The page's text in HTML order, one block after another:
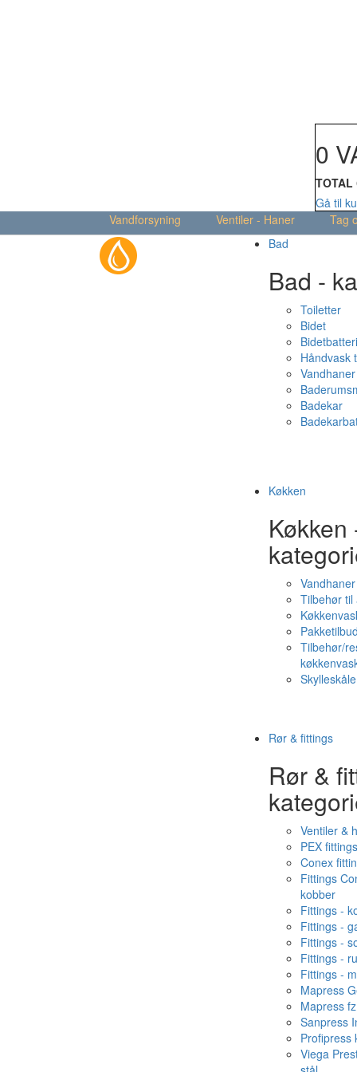
0
TOTAL
Gå til
Vandforsyning
Ventiler - Haner Tag
Bad
Bad -
Toiletter
Bidet
Håndvask
Badekar
Køkken
Køkken
Vandhaner
Tilbehør
Tilbehør/
Rør & fittings
Rør &
Ventiler &
PEX fittings
Conex
Fittings
kobber
Fittings -
Fittings -
Fittings -
Fittings -
Fittings -
Mapress
Mapress fz
Sanpress
Profipress
Viega